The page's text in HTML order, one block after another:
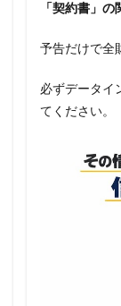
「契約書」の
予告だけで全
必ずデータイ
てください。